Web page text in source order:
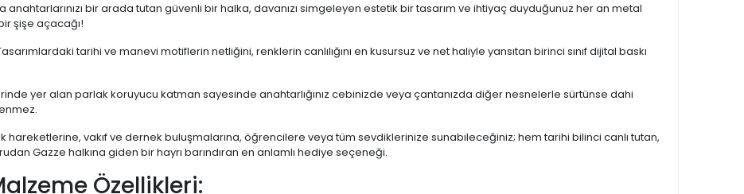
anahtarlarınızı bir arada tutan güvenli bir halka, davanızı simgeleyen estetik bir tasarım ve ihtiyaç duyduğunuz her an metal
şişe açacağı!
tarihi ve manevi motiflerin netliğini, renklerin canlılığını en kusursuz ve net haliyle yansıtan birinci sınıf dijital baskı
yer alan parlak koruyucu katman sayesinde anahtarlığınız cebinizde veya çantanızda diğer nesnelerle sürtünse dahi
hareketlerine, vakıf ve dernek buluşmalarına, öğrencilere veya tüm sevdiklerinize sunabileceğiniz; hem tarihi bilinci canlı tutan,
Gazze halkına giden bir hayrı barındıran en anlamlı hediye seçeneği.
Özellikleri: